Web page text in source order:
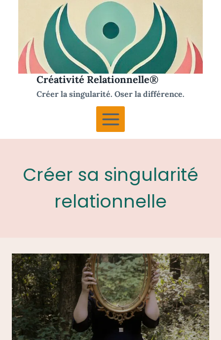
Créativité Relationnelle®
Créer la singularité. Oser la différence.
Créer sa singularité
relationnelle